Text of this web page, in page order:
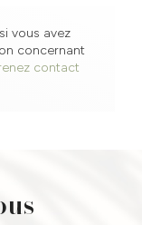
vous avez
concernant
contact